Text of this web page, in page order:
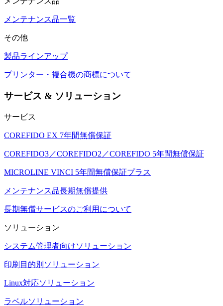
メンテナンス品一覧
その他
製品ラインアップ
プリンター・複合機の商標について
サービス & ソリューション
サービス
COREFIDO EX 7年間無償保証
COREFIDO3／COREFIDO2／COREFIDO 5年間無償保証
MICROLINE VINCI 5年間無償保証プラス
メンテナンス品長期無償提供
長期無償サービスのご利用について
ソリューション
システム管理者向けソリューション
印刷目的別ソリューション
Linux対応ソリューション
ラベルソリューション